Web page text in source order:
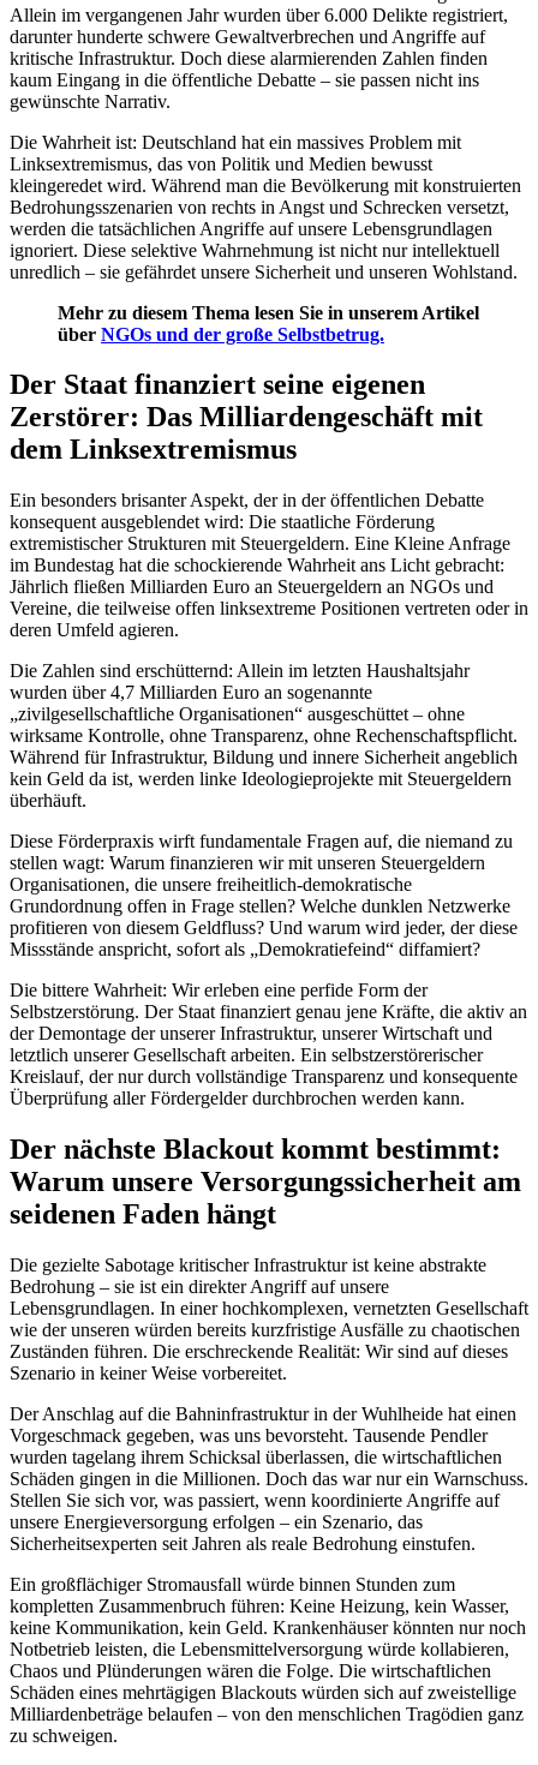
Allein im vergangenen Jahr wurden über 6.000 Delikte registriert,
darunter hunderte schwere Gewaltverbrechen und Angriffe auf
kritische Infrastruktur. Doch diese alarmierenden Zahlen finden
kaum Eingang in die öffentliche Debatte – sie passen nicht ins
gewünschte Narrativ.
Die Wahrheit ist: Deutschland hat ein massives Problem mit
Linksextremismus, das von Politik und Medien bewusst
kleingeredet wird. Während man die Bevölkerung mit konstruierten
Bedrohungsszenarien von rechts in Angst und Schrecken versetzt,
werden die tatsächlichen Angriffe auf unsere Lebensgrundlagen
ignoriert. Diese selektive Wahrnehmung ist nicht nur intellektuell
unredlich – sie gefährdet unsere Sicherheit und unseren Wohlstand.
Mehr zu diesem Thema lesen Sie in unserem Artikel
über NGOs und der große Selbstbetrug.
Der Staat finanziert seine eigenen
Zerstörer: Das Milliardengeschäft mit
dem Linksextremismus
Ein besonders brisanter Aspekt, der in der öffentlichen Debatte
konsequent ausgeblendet wird: Die staatliche Förderung
extremistischer Strukturen mit Steuergeldern. Eine Kleine Anfrage
im Bundestag hat die schockierende Wahrheit ans Licht gebracht:
Jährlich fließen Milliarden Euro an Steuergeldern an NGOs und
Vereine, die teilweise offen linksextreme Positionen vertreten oder in
deren Umfeld agieren.
Die Zahlen sind erschütternd: Allein im letzten Haushaltsjahr
wurden über 4,7 Milliarden Euro an sogenannte
„zivilgesellschaftliche Organisationen“ ausgeschüttet – ohne
wirksame Kontrolle, ohne Transparenz, ohne Rechenschaftspflicht.
Während für Infrastruktur, Bildung und innere Sicherheit angeblich
kein Geld da ist, werden linke Ideologieprojekte mit Steuergeldern
überhäuft.
Diese Förderpraxis wirft fundamentale Fragen auf, die niemand zu
stellen wagt: Warum finanzieren wir mit unseren Steuergeldern
Organisationen, die unsere freiheitlich-demokratische
Grundordnung offen in Frage stellen? Welche dunklen Netzwerke
profitieren von diesem Geldfluss? Und warum wird jeder, der diese
Missstände anspricht, sofort als „Demokratiefeind“ diffamiert?
Die bittere Wahrheit: Wir erleben eine perfide Form der
Selbstzerstörung. Der Staat finanziert genau jene Kräfte, die aktiv an
der Demontage der unserer Infrastruktur, unserer Wirtschaft und
letztlich unserer Gesellschaft arbeiten. Ein selbstzerstörerischer
Kreislauf, der nur durch vollständige Transparenz und konsequente
Überprüfung aller Fördergelder durchbrochen werden kann.
Der nächste Blackout kommt bestimmt:
Warum unsere Versorgungssicherheit am
seidenen Faden hängt
Die gezielte Sabotage kritischer Infrastruktur ist keine abstrakte
Bedrohung – sie ist ein direkter Angriff auf unsere
Lebensgrundlagen. In einer hochkomplexen, vernetzten Gesellschaft
wie der unseren würden bereits kurzfristige Ausfälle zu chaotischen
Zuständen führen. Die erschreckende Realität: Wir sind auf dieses
Szenario in keiner Weise vorbereitet.
Der Anschlag auf die Bahninfrastruktur in der Wuhlheide hat einen
Vorgeschmack gegeben, was uns bevorsteht. Tausende Pendler
wurden tagelang ihrem Schicksal überlassen, die wirtschaftlichen
Schäden gingen in die Millionen. Doch das war nur ein Warnschuss.
Stellen Sie sich vor, was passiert, wenn koordinierte Angriffe auf
unsere Energieversorgung erfolgen – ein Szenario, das
Sicherheitsexperten seit Jahren als reale Bedrohung einstufen.
Ein großflächiger Stromausfall würde binnen Stunden zum
kompletten Zusammenbruch führen: Keine Heizung, kein Wasser,
keine Kommunikation, kein Geld. Krankenhäuser könnten nur noch
Notbetrieb leisten, die Lebensmittelversorgung würde kollabieren,
Chaos und Plünderungen wären die Folge. Die wirtschaftlichen
Schäden eines mehrtägigen Blackouts würden sich auf zweistellige
Milliardenbeträge belaufen – von den menschlichen Tragödien ganz
zu schweigen.